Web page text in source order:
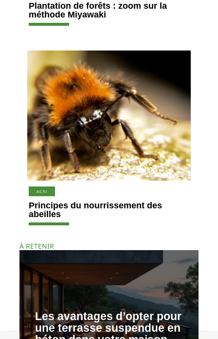
Plantation de forêts : zoom sur la
méthode Miyawaki
ACTU
Principes du nourrissement des
abeilles
À RETENIR
Les avantages d’opter pour
une terrasse suspendue en